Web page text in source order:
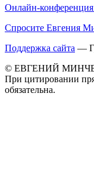
Онлайн-
Спросите Евгения
Поддержка сайта —
© ЕВГЕНИЙ
При цитировании
обязательна.